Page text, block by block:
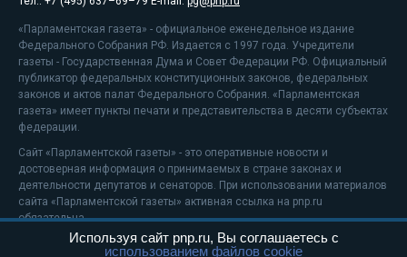
«Парламентская газета» - официальное еженедельное издание
Федерального Собрания РФ. Издается с 1997 года. Учредители
газеты - Государственная Дума и Совет Федерации РФ. Официальный
публикатор федеральных конституционных законов, федеральных
законов и актов палат Федерального Собрания. «Парламентская
газета» имеет пункты печати и представительства в десяти субъектах
федерации.
Сайт «Парламентской газеты» - это оперативные новости и
достоверная информация о принимаемых в стране законах и
деятельности депутатов и сенаторов. При использовании материалов
сайта «Парламентской газеты» активная ссылка на pnp.ru
обязательна.
На информационном ресурсе применяютсярекомендательные
Используя сайт pnp.ru, Вы соглашаетесь с
использованием файлов cookie